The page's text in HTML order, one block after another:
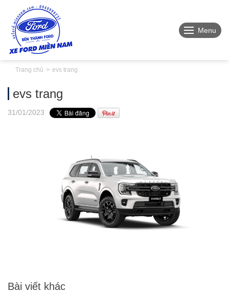
Menu
Trang chủ evs trang
evs trang
31/01/2023
Bài viết khác